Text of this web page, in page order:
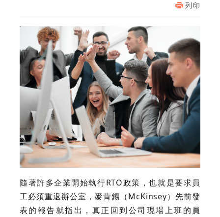
列印
隨著許多企業開始執行RTO政策，也就是要求員
工必須重返辦公室，麥肯錫（McKinsey）先前發
表的報告就指出，真正回到公司現場上班的員